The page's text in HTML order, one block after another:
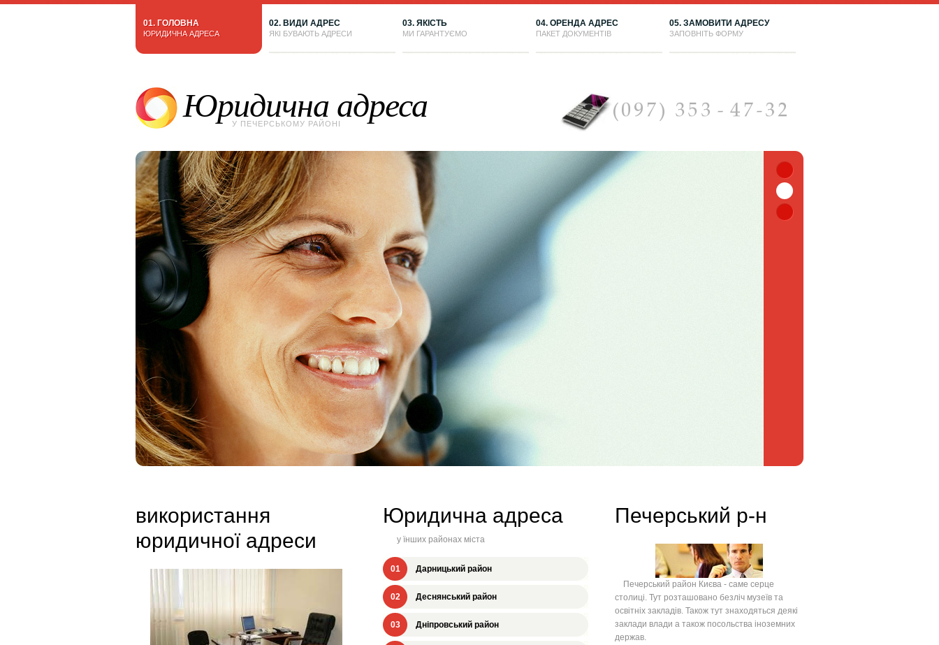
01. ГОЛОВНА
ЮРИДИЧНА АДРЕСА
02. ВИДИ АДРЕС
ЯКІ БУВАЮТЬ АДРЕСИ
03. ЯКІСТЬ
МИ ГАРАНТУЄМО
04. ОРЕНДА АДРЕС
ПАКЕТ ДОКУМЕНТІВ
05. ЗАМОВИТИ АДРЕСУ
ЗАПОВНІТЬ ФОРМУ
Юридична адреса
У ПЕЧЕРСЬКОМУ РАЙОНІ
використання
юридичної адреси
Юридична адреса
у їнших районах міста
01 Дарницький район
02 Деснянський район
03 Дніпровський район
Печерський р-н
Печерський район Києва - саме серце
столиці. Тут розташовано безліч музеїв та
освітніх закладів. Також тут знаходяться деякі
заклади влади а також посольства іноземних
держав.